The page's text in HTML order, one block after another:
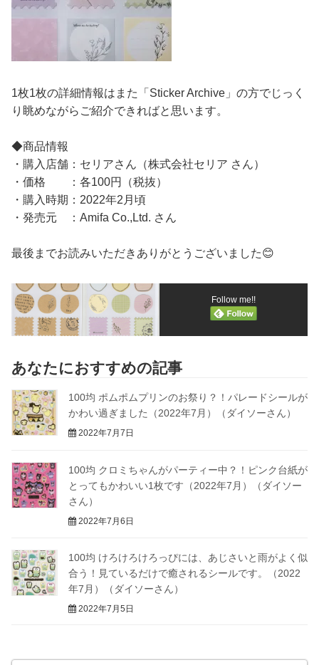
1枚1枚の詳細情報はまた「Sticker Archive」の方でじっく
り眺めながらご紹介できればと思います。
◆商品情報
・購入店舗：セリアさん（株式会社セリア さん）
・価格 ：各100円（税抜）
・購入時期：2022年2月頃
・発売元 ：Amifa Co.,Ltd. さん
最後までお読みいただきありがとうございました😊
Follow me!!
あなたにおすすめの記事
100均 ポムポムプリンのお祭り？！パレードシールが
かわい過ぎました（2022年7月）（ダイソーさん）
2022年7月7日
100均 クロミちゃんがパーティー中？！ピンク台紙が
とってもかわいい1枚です（2022年7月）（ダイソー
さん）
2022年7月6日
100均 けろけろけろっぴには、あじさいと雨がよく似
合う！見ているだけで癒されるシールです。（2022
年7月）（ダイソーさん）
2022年7月5日